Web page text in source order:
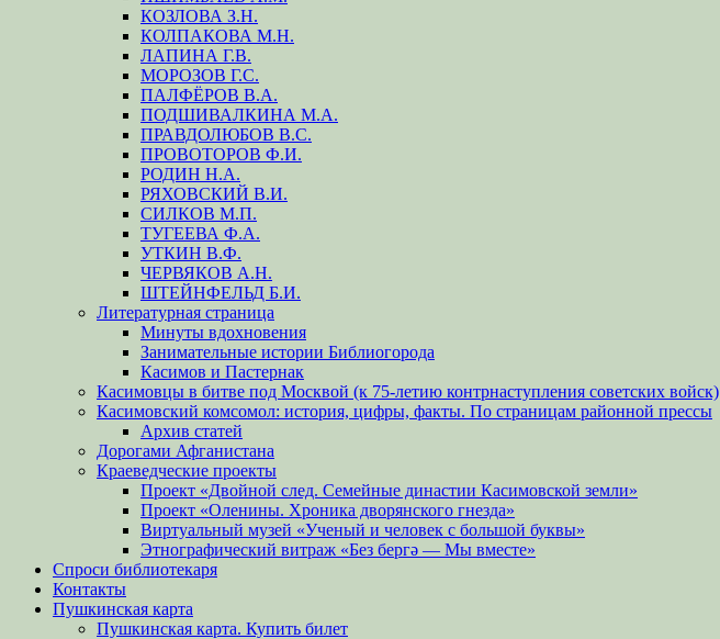
КОЗЛОВА З.Н.
КОЛПАКОВА М.Н.
ЛАПИНА Г.В.
МОРОЗОВ Г.С.
ПАЛФЁРОВ В.А.
ПОДШИВАЛКИНА М.А.
ПРАВДОЛЮБОВ В.С.
ПРОВОТОРОВ Ф.И.
РОДИН Н.А.
РЯХОВСКИЙ В.И.
СИЛКОВ М.П.
ТУГЕЕВА Ф.А.
УТКИН В.Ф.
ЧЕРВЯКОВ А.Н.
ШТЕЙНФЕЛЬД Б.И.
Литературная страница
Минуты вдохновения
Занимательные истории Библиогорода
Касимов и Пастернак
Касимовцы в битве под Москвой (к 75-летию контрнаступления советских войск)
Касимовский комсомол: история, цифры, факты. По страницам районной прессы
Архив статей
Дорогами Афганистана
Краеведческие проекты
Проект «Двойной след. Семейные династии Касимовской земли»
Проект «Оленины. Хроника дворянского гнезда»
Виртуальный музей «Ученый и человек с большой буквы»
Этнографический витраж «Без бергə — Мы вместе»
Спроси библиотекаря
Контакты
Пушкинская карта
Пушкинская карта. Купить билет